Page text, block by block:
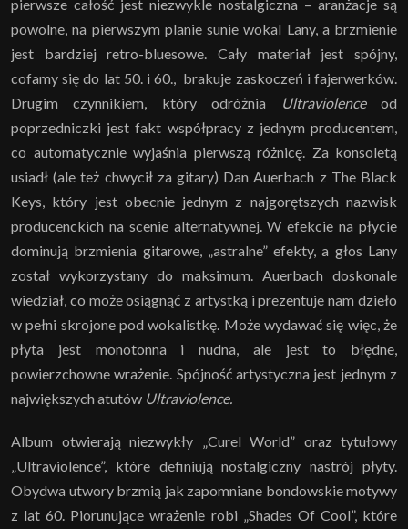
pierwsze całość jest niezwykle nostalgiczna – aranżacje są
powolne, na pierwszym planie sunie wokal Lany, a brzmienie
jest bardziej retro-bluesowe. Cały materiał jest spójny,
cofamy się do lat 50. i 60., brakuje zaskoczeń i fajerwerków.
Drugim czynnikiem, który odróżnia
Ultraviolenceod
poprzedniczki jest fakt współpracy z jednym producentem,
co automatycznie wyjaśnia pierwszą różnicę. Za konsoletą
usiadł (ale też chwycił za gitary) Dan Auerbach z The Black
Keys, który jest obecnie jednym z najgorętszych nazwisk
producenckich na scenie alternatywnej. W efekcie na płycie
dominują brzmienia gitarowe, „astralne” efekty, a głos Lany
został wykorzystany do maksimum. Auerbach doskonale
wiedział, co może osiągnąć z artystką i prezentuje nam dzieło
w pełni skrojone pod wokalistkę. Może wydawać się więc, że
płyta jest monotonna i nudna, ale jest to błędne,
powierzchowne wrażenie. Spójność artystyczna jest jednym z
największych atutów Ultraviolence.
Album otwierają niezwykły „Curel World” oraz tytułowy
„Ultraviolence”, które definiują nostalgiczny nastrój płyty.
Obydwa utwory brzmią jak zapomniane bondowskie motywy
z lat 60. Piorunujące wrażenie robi „Shades Of Cool”, które